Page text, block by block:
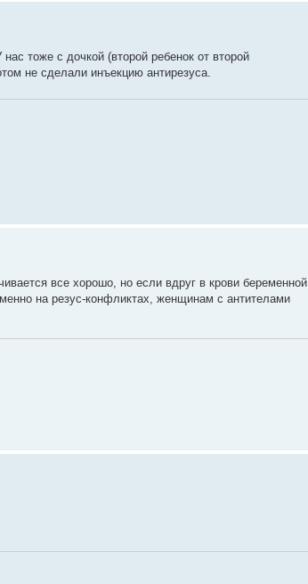
тоже с дочкой (второй ребенок от второй
не сделали инъекцию антирезуса.
все хорошо, но если вдруг в крови беременной
на резус-конфликтах, женщинам с антителами